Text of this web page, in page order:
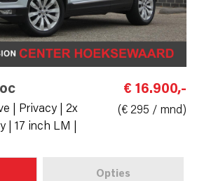
| Privacy | 2x
| 17 inch LM |
€ 16.900,-
(€ 295 / mnd)
Opties